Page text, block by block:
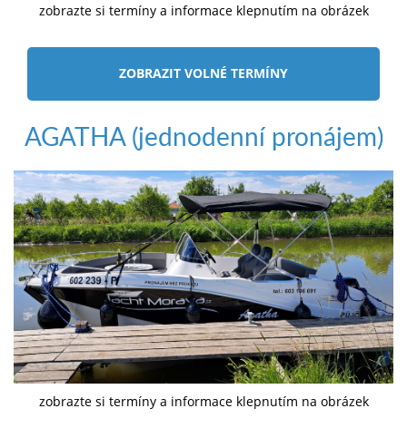
zobrazte si termíny a informace klepnutím na obrázek
ZOBRAZIT VOLNÉ TERMÍNY
AGATHA (jednodenní pronájem)
zobrazte si termíny a informace klepnutím na obrázek